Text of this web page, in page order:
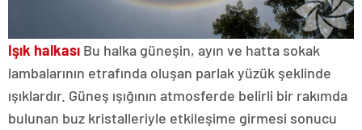
Işık halkası Bu halka güneşin, ayın ve hatta sokak
lambalarının etrafında oluşan parlak yüzük şeklinde
ışıklardır. Güneş ışığının atmosferde belirli bir rakımda
bulunan buz kristalleriyle etkileşime girmesi sonucu